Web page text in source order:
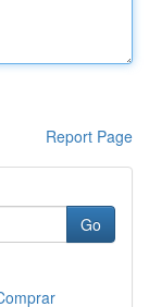
Report Page
Go